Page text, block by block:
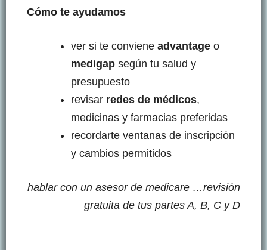
Cómo te ayudamos
ver si te conviene advantage o
medigap según tu salud y
presupuesto
revisar redes de médicos,
medicinas y farmacias preferidas
recordarte ventanas de inscripción
y cambios permitidos
hablar con un asesor de medicare …revisión
gratuita de tus partes A, B, C y D